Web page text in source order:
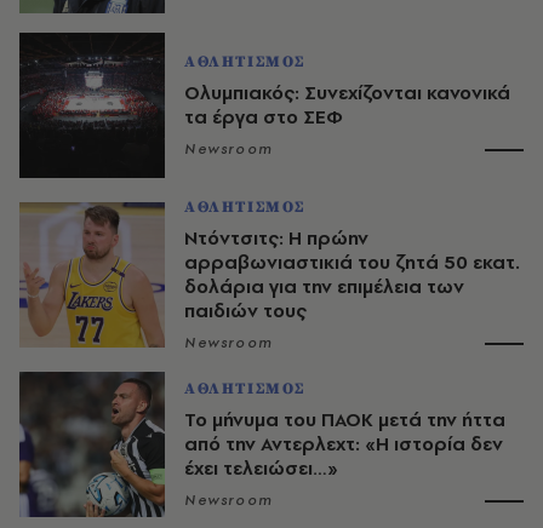
ΑΘΛΗΤΙΣΜΟΣ
Ολυμπιακός: Συνεχίζονται κανονικά
τα έργα στο ΣΕΦ
Newsroom
ΑΘΛΗΤΙΣΜΟΣ
Ντόντσιτς: Η πρώην
αρραβωνιαστικιά του ζητά 50 εκατ.
δολάρια για την επιμέλεια των
παιδιών τους
Newsroom
ΑΘΛΗΤΙΣΜΟΣ
Το μήνυμα του ΠΑΟΚ μετά την ήττα
από την Αντερλεχτ: «Η ιστορία δεν
έχει τελειώσει…»
Newsroom